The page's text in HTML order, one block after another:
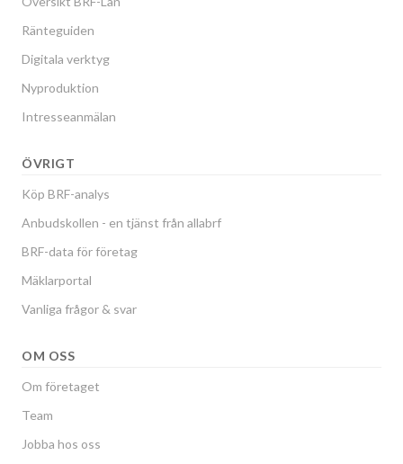
Ränteguiden
Digitala verktyg
Nyproduktion
Intresseanmälan
ÖVRIGT
Köp BRF-analys
Anbudskollen - en tjänst från allabrf
BRF-data för företag
Mäklarportal
Vanliga frågor & svar
OM OSS
Om företaget
Team
Jobba hos oss